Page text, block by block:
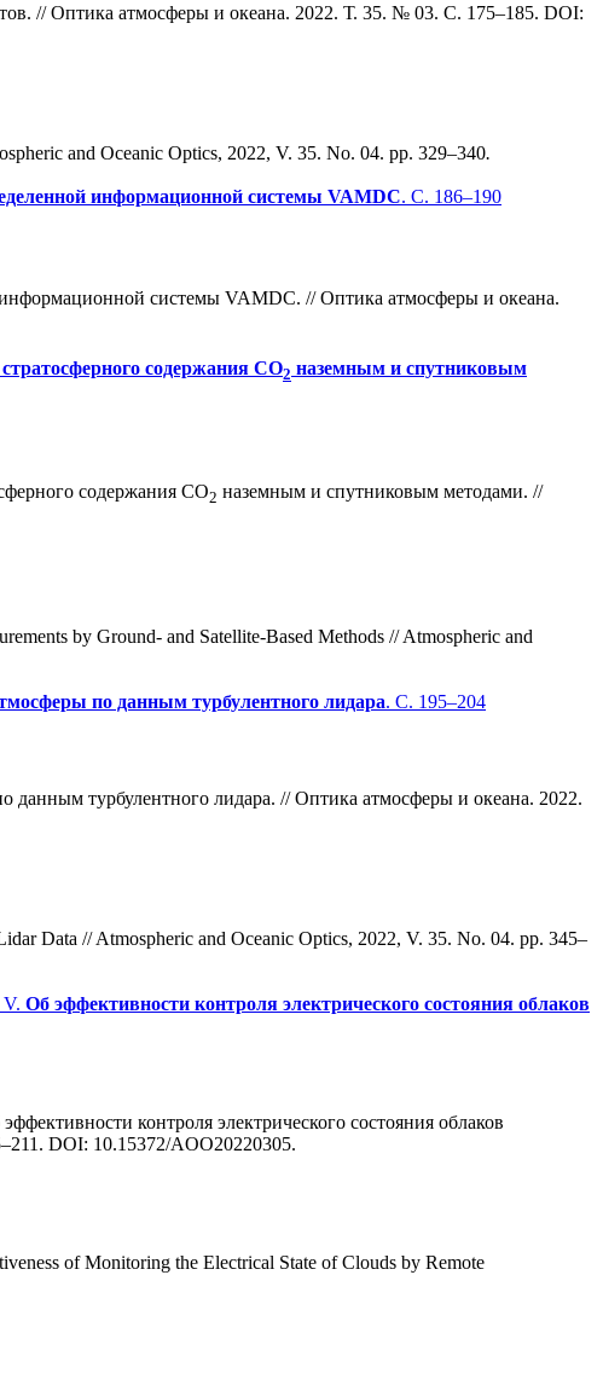
// Оптика атмосферы и океана. 2022. Т. 35. № 03. С. 175–185. DOI:
and Oceanic Optics, 2022, V. 35. No. 04. pp. 329–340.
информационной системы VAMDC. С. 186–190
системы VAMDC. // Оптика атмосферы и океана.
содержания СО2 наземным и спутниковым
содержания СО2 наземным и спутниковым методами. //
by Ground- and Satellite-Based Methods // Atmospheric and
по данным турбулентного лидара. С. 195–204
данным турбулентного лидара. // Оптика атмосферы и океана. 2022.
Data // Atmospheric and Oceanic Optics, 2022, V. 35. No. 04. pp. 345–
Об эффективности контроля электрического состояния облаков
контроля электрического состояния облаков
DOI: 10.15372/AOO20220305.
of Monitoring the Electrical State of Clouds by Remote